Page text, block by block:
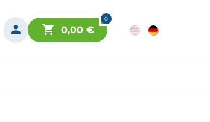
0
0,00€